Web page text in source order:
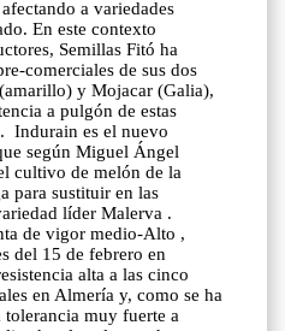
a variedades
En este contexto
Semillas Fitó ha
comerciales de sus dos
y Mojacar (Galia),
a pulgón de estas
Indurain es el nuevo
según Miguel Ángel
cultivo de melón de la
para sustituir en las
líder Malerva .
de vigor medio-Alto ,
del 15 de febrero en
alta a las cinco
en Almería y, como se ha
muy fuerte a